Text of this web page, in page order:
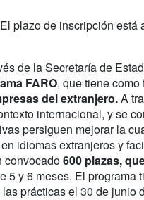
plazo de inscripción está
de la Secretaría de
FARO, que tiene
del extranjero.A
internacional, y se
persiguen mejorar la
idiomas extranjeros y
convocado600 plazas,
5 y 6 meses. El programa
prácticas el 30 de junio